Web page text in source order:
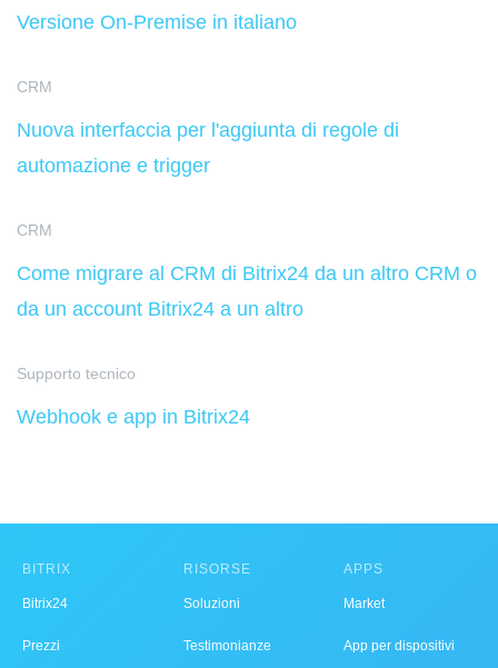
Versione On-Premise in italiano
CRM
Nuova interfaccia per l'aggiunta di regole di
automazione e trigger
CRM
Come migrare al CRM di Bitrix24 da un altro CRM o
da un account Bitrix24 a un altro
Supporto tecnico
Webhook e app in Bitrix24
BITRIX
Bitrix24
Prezzi
RISORSE
Soluzioni
Testimonianze
APPS
Market
App per dispositivi